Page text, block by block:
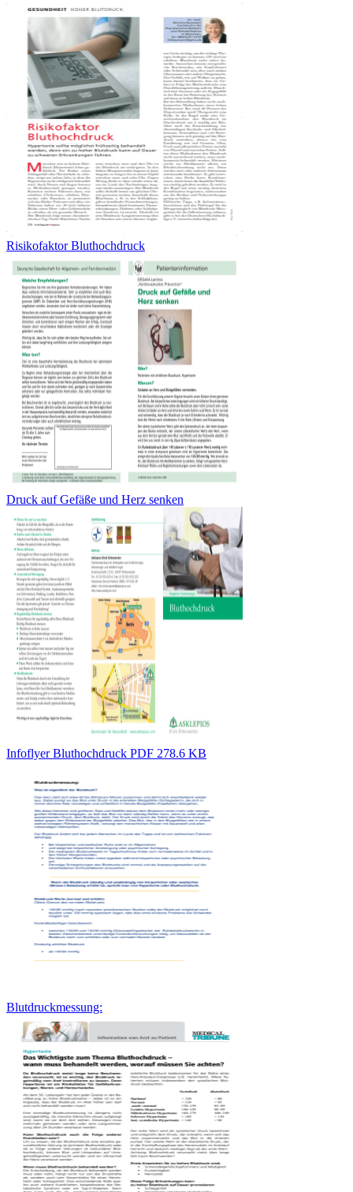
Risikofaktor Bluthochdruck
Druck auf Gefäße und Herz senken
Infoflyer Bluthochdruck PDF 278.6 KB
Blutdruckmessung: